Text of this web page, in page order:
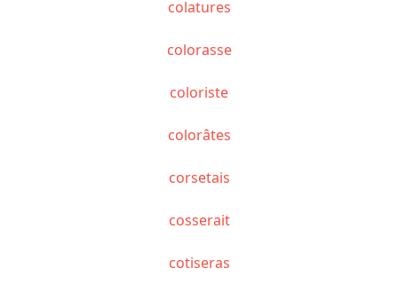
colatures
colorasse
coloriste
colorâtes
corsetais
cosserait
cotiseras